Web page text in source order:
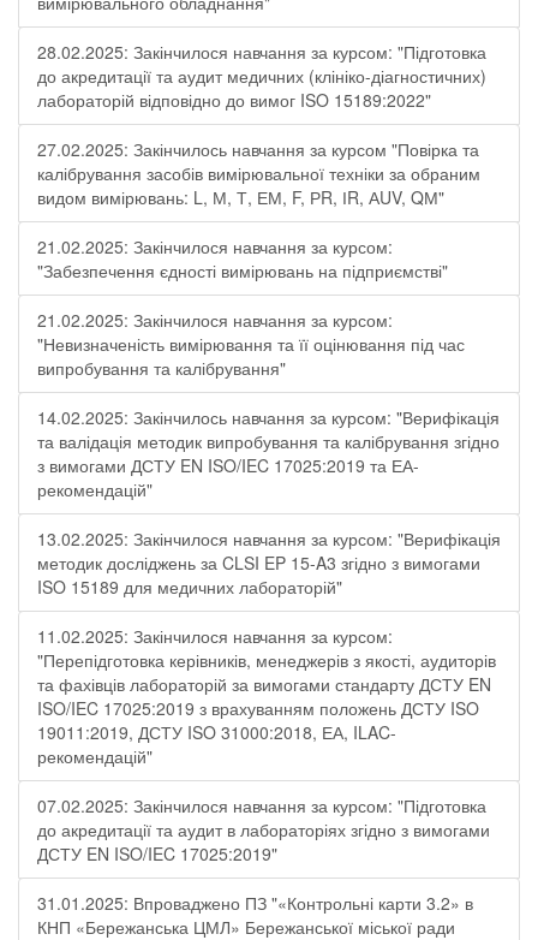
28.02.2025: Закінчилося навчання за курсом: "Підготовка
до акредитації та аудит медичних (клініко-діагностичних)
лабораторій відповідно до вимог ISO 15189:2022"
27.02.2025: Закінчилось навчання за курсом "Повірка та
калібрування засобів вимірювальної техніки за обраним
видом вимірювань: L, М, Т, ЕМ, F, РR, ІR, АUV, QМ"
21.02.2025: Закінчилося навчання за курсом:
"Забезпечення єдності вимірювань на підприємстві"
21.02.2025: Закінчилося навчання за курсом:
"Невизначеність вимірювання та її оцінювання під час
випробування та калібрування"
14.02.2025: Закінчилось навчання за курсом: "Верифікація
та валідація методик випробування та калібрування згідно
з вимогами ДСТУ EN ISO/IEC 17025:2019 та ЕА-
рекомендацій"
13.02.2025: Закінчилося навчання за курсом: "Верифікація
методик досліджень за CLSI EP 15-A3 згідно з вимогами
ISO 15189 для медичних лабораторій"
11.02.2025: Закінчилося навчання за курсом:
"Перепідготовка керівників, менеджерів з якості, аудиторів
та фахівців лабораторій за вимогами стандарту ДСТУ EN
ISO/IEC 17025:2019 з врахуванням положень ДСТУ ISO
19011:2019, ДСТУ ISO 31000:2018, ЕА, ILAC-
рекомендацій"
07.02.2025: Закінчилося навчання за курсом: "Підготовка
до акредитації та аудит в лабораторіях згідно з вимогами
ДСТУ EN ISO/IEC 17025:2019"
31.01.2025: Впроваджено ПЗ "«Контрольні карти 3.2» в
КНП «Бережанська ЦМЛ» Бережанської міської ради